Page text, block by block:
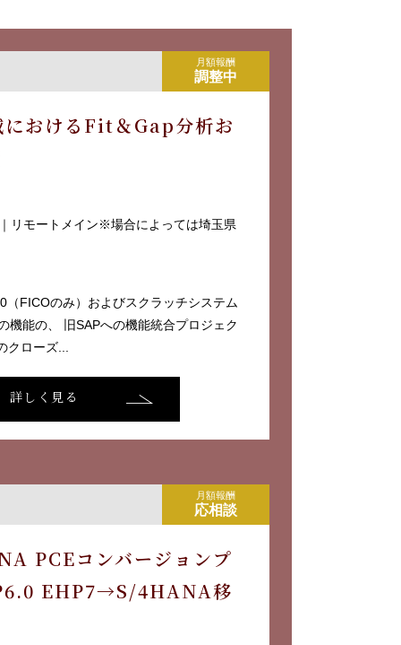
月額報酬
調整中
おけるFit＆Gap分析お
リモートメイン※場合によっては埼玉県
（FICOのみ）およびスクラッチシステム
機能の、 旧SAPへの機能統合プロジェク
クローズ...
詳しく見る
月額報酬
応相談
PCEコンバージョンプ
EHP7→S/4HANA移